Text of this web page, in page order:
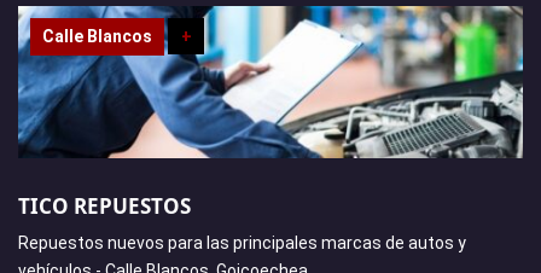
Calle Blancos +
TICO REPUESTOS
Repuestos nuevos para las principales marcas de autos y